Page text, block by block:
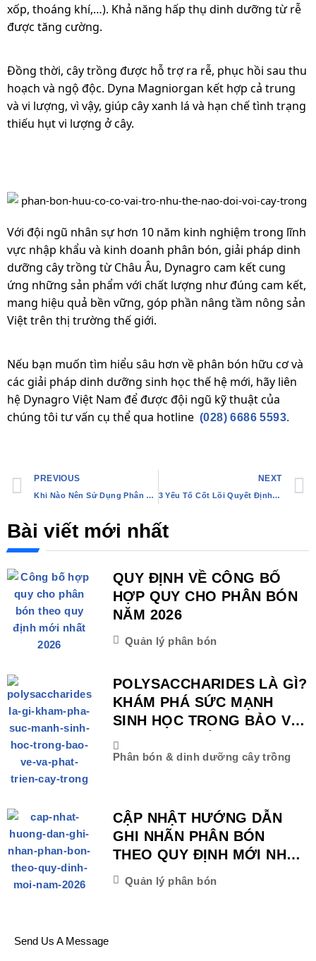
xốp, thoáng khí,…). Khả năng hấp thụ dinh dưỡng từ rễ
được tăng cường.
Đồng thời, cây trồng được hỗ trợ ra rễ, phục hồi sau thu
hoạch và ngộ độc. Dyna Magniorgan kết hợp cả trung
và vi lượng, vì vậy, giúp cây xanh lá và hạn chế tình trạng
thiếu hụt vi lượng ở cây.
Với đội ngũ nhân sự hơn 10 năm kinh nghiệm trong lĩnh
vực nhập khẩu và kinh doanh phân bón, giải pháp dinh
dưỡng cây trồng từ Châu Âu, Dynagro cam kết cung
ứng những sản phẩm với chất lượng như đúng cam kết,
mang hiệu quả bền vững, góp phần nâng tầm nông sản
Việt trên thị trường thế giới.
Nếu bạn muốn tìm hiểu sâu hơn về phân bón hữu cơ và
các giải pháp dinh dưỡng sinh học thế hệ mới, hãy liên
hệ Dynagro Việt Nam để được đội ngũ kỹ thuật của
chúng tôi tư vấn cụ thể qua hotline (028) 6686 5593.
PREVIOUS
Khi Nào Nên Sử Dụng Phân Bón Lá Cho Cây Trồng?
NEXT
3 Yếu Tố Cốt Lõi Quyết Định Sức Khỏe Của Đất
Bài viết mới nhất
QUY ĐỊNH VỀ CÔNG BỐ
HỢP QUY CHO PHÂN BÓN
NĂM 2026
Quản lý phân bón
POLYSACCHARIDES LÀ GÌ?
KHÁM PHÁ SỨC MẠNH
SINH HỌC TRONG BẢO VỆ
VÀ PHÁT TRIỂN CÂY
TRỒNG
Phân bón & dinh dưỡng cây trồng
CẬP NHẬT HƯỚNG DẪN
GHI NHÃN PHÂN BÓN
THEO QUY ĐỊNH MỚI NHẤT
NĂM 2026
Quản lý phân bón
Send Us A Message